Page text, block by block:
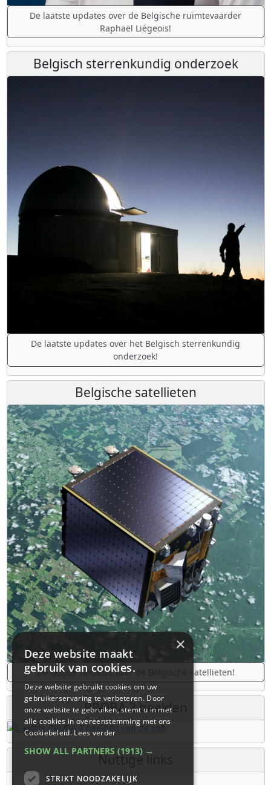
De laatste updates over de Belgische ruimtevaarder
Raphaël Liégeois!
Belgisch sterrenkundig onderzoek
De laatste updates over het Belgisch sterrenkundig
onderzoek!
Belgische satellieten
De laatste updates over de Belgische satellieten!
PROBA 2 beelden
Nuttige links
×
Deze website maakt
gebruik van cookies.
Deze website gebruikt cookies om uw
gebruikerservaring te verbeteren. Door
onze website te gebruiken, stemt u in met
alle cookies in overeenstemming met ons
Cookiebeleid.Lees verder
SHOW ALL PARTNERS (1913) →
STRIKT NOODZAKELIJK